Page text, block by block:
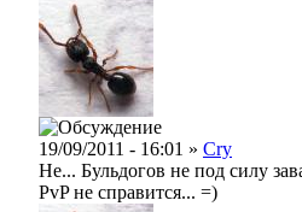
19/09/2011 - 16:01 » Cry
Не... Бульдогов не под силу
PvP не справится... =)